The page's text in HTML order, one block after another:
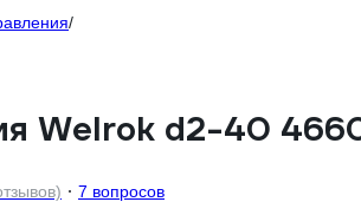
/
Welrok d2-40
7 вопросов